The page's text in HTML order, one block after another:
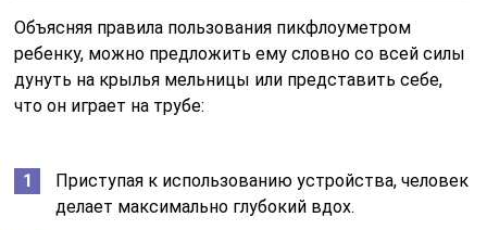
Объясняя правила пользования пикфлоуметром
ребенку, можно предложить ему словно со всей силы
дунуть на крылья мельницы или представить себе,
что он играет на трубе:
Приступая к использованию устройства, человек
делает максимально глубокий вдох.